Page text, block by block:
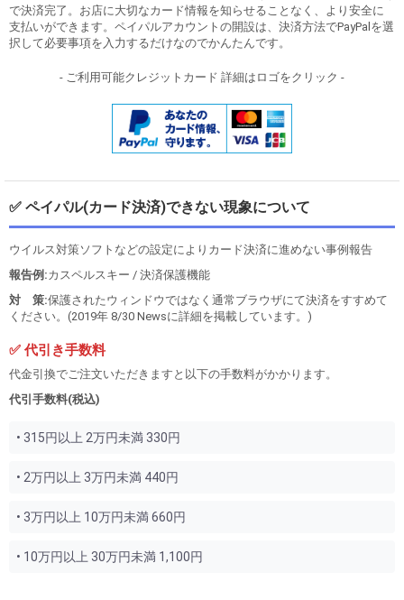
で決済完了。お店に大切なカード情報を知らせることなく、より安全に
支払いができます。ペイパルアカウントの開設は、決済方法でPayPalを選
択して必要事項を入力するだけなのでかんたんです。
- ご利用可能クレジットカード 詳細はロゴをクリック -
✅ ペイパル(カード決済)できない現象について
ウイルス対策ソフトなどの設定によりカード決済に進めない事例報告
報告例:カスペルスキー / 決済保護機能
対 策:保護されたウィンドウではなく通常ブラウザにて決済をすすめて
ください。(2019年 8/30 Newsに詳細を掲載しています。)
✅ 代引き手数料
代金引換でご注文いただきますと以下の手数料がかかります。
代引手数料(税込)
• 315円以上 2万円未満 330円
• 2万円以上 3万円未満 440円
• 3万円以上 10万円未満 660円
• 10万円以上 30万円未満 1,100円